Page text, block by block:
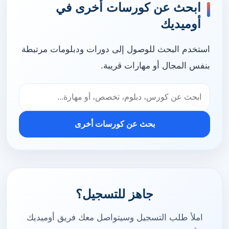
ابحث عن كورسات أخرى في
أوميديك
استخدم البحث للوصول إلى دورات ودبلومات مرتبطة
بنفس المجال أو مهارات قريبة.
بحث عن كورسات أخرى
جاهز للتسجيل؟
املأ طلب التسجيل وسيتواصل معك فريق أوميديك